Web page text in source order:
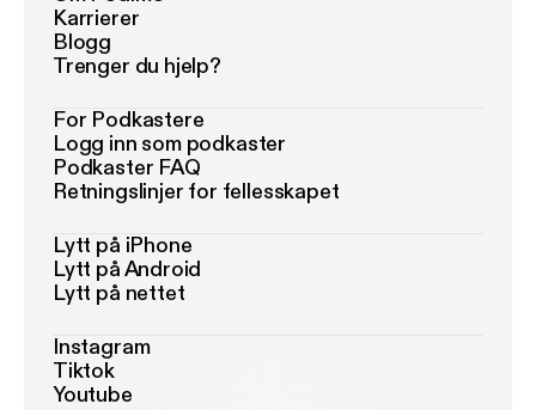
Karrierer
Blogg
Trenger du hjelp?
For Podkastere
Logg inn som podkaster
Podkaster FAQ
Retningslinjer for fellesskapet
Lytt på iPhone
Lytt på Android
Lytt på nettet
Instagram
Tiktok
Youtube